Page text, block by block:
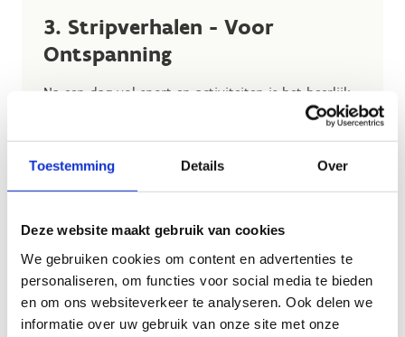
Toestemming Details Over
Deze website maakt gebruik van cookies
We gebruiken cookies om content en advertenties te
personaliseren, om functies voor social media te bieden
en om ons websiteverkeer te analyseren. Ook delen we
informatie over uw gebruik van onze site met onze
3. Stripverhalen - Voor
Ontspanning
Na een dag vol sport en activiteiten is het heerlijk
om te ontspannen met een goed stripverhaal, een
om te lezen of te spelen en te genieten van wat
4. Pen en Papier - Schrijf een
brief of een postkaart!